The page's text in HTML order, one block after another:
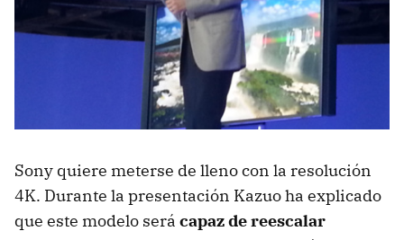
Sony quiere meterse de lleno con la resolución
4K. Durante la presentación Kazuo ha explicado
que este modelo será capaz de reescalar